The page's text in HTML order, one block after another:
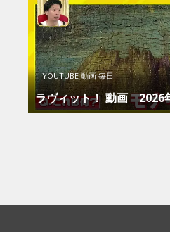
YOUTUBE 動画 毎日
ラヴィット！ 動画 2026